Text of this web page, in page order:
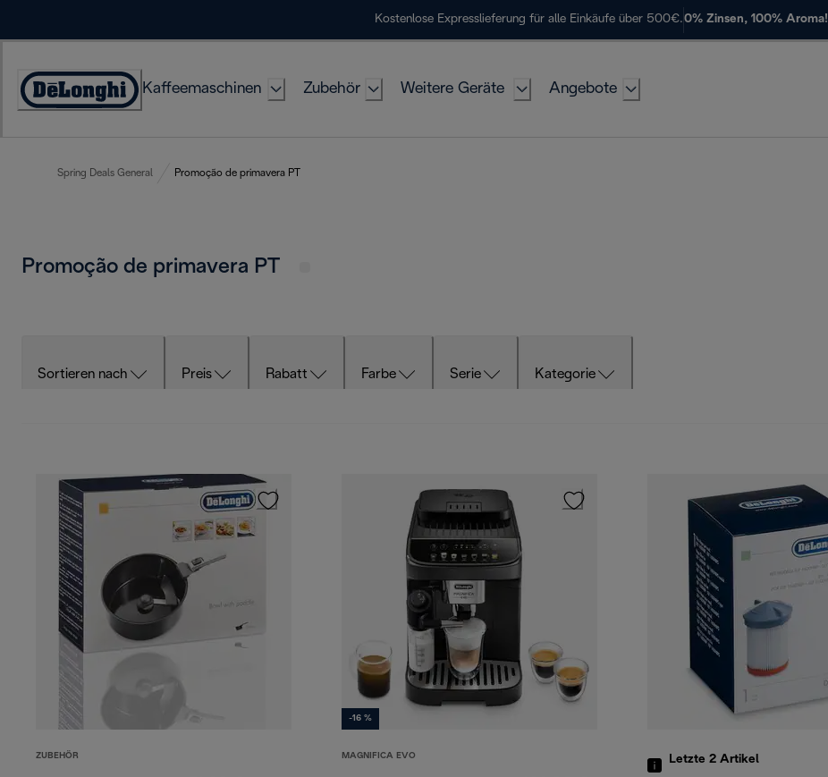
Kostenlose Expresslieferung für alle Einkäufe über 500€.0% Zinsen, 100% Aroma!
Erklärung
Kaffeemaschinen Zubehör Weitere Geräte Angebote
Spring Deals General Promoção de primavera PT
Promoção de primavera PT
Sortieren nach Preis Rabatt Farbe Serie Kategorie
ZUBEHÖR
-16 %
MAGNIFICA EVO Letzte 2 Artikel